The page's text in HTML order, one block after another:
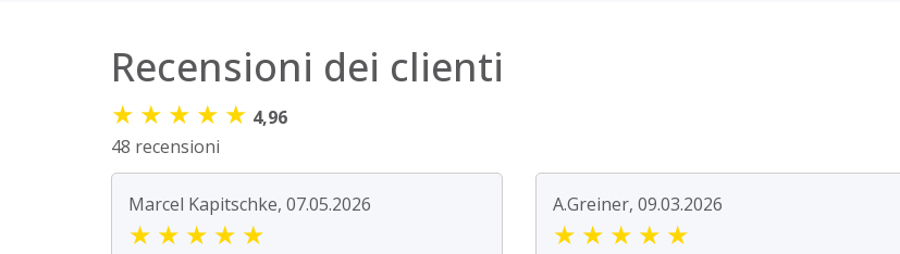
Recensioni dei clienti
★ ★ ★ ★ ★ 4,96
48 recensioni
Marcel Kapitschke, 07.05.2026
★ ★ ★ ★ ★
A.Greiner, 09.03.2026
★ ★ ★ ★ ★